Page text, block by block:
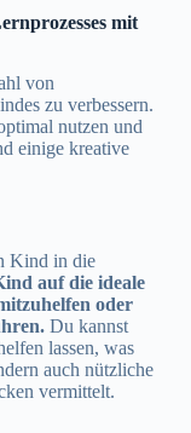
mit
von
zu verbessern.
nutzen und
einige kreative
Kind in die
auf die ideale
oder
Du kannst
lassen, was
auch nützliche
vermittelt.